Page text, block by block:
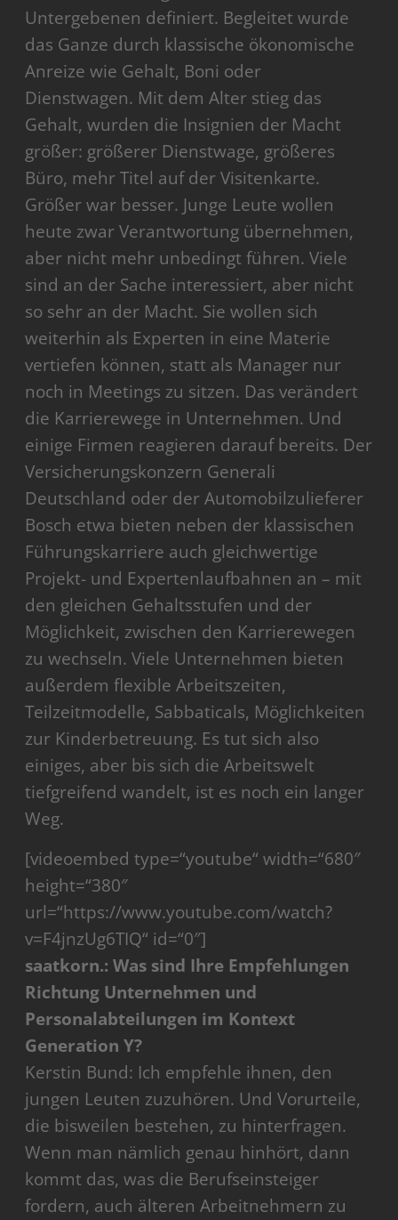
Untergebenen definiert. Begleitet wurde
das Ganze durch klassische ökonomische
Anreize wie Gehalt, Boni oder
Dienstwagen. Mit dem Alter stieg das
Gehalt, wurden die Insignien der Macht
größer: größerer Dienstwage, größeres
Büro, mehr Titel auf der Visitenkarte.
Größer war besser. Junge Leute wollen
heute zwar Verantwortung übernehmen,
aber nicht mehr unbedingt führen. Viele
sind an der Sache interessiert, aber nicht
so sehr an der Macht. Sie wollen sich
weiterhin als Experten in eine Materie
vertiefen können, statt als Manager nur
noch in Meetings zu sitzen. Das verändert
die Karrierewege in Unternehmen. Und
einige Firmen reagieren darauf bereits. Der
Versicherungskonzern Generali
Deutschland oder der Automobilzulieferer
Bosch etwa bieten neben der klassischen
Führungskarriere auch gleichwertige
Projekt- und Expertenlaufbahnen an – mit
den gleichen Gehaltsstufen und der
Möglichkeit, zwischen den Karrierewegen
zu wechseln. Viele Unternehmen bieten
außerdem flexible Arbeitszeiten,
Teilzeitmodelle, Sabbaticals, Möglichkeiten
zur Kinderbetreuung. Es tut sich also
einiges, aber bis sich die Arbeitswelt
tiefgreifend wandelt, ist es noch ein langer
Weg.
[videoembed type=“youtube“ width=“680″
height=“380″
url=“https://www.youtube.com/watch?
v=F4jnzUg6TIQ“ id=“0″]
saatkorn.: Was sind Ihre Empfehlungen
Richtung Unternehmen und
Personalabteilungen im Kontext
Generation Y?
Kerstin Bund: Ich empfehle ihnen, den
jungen Leuten zuzuhören. Und Vorurteile,
die bisweilen bestehen, zu hinterfragen.
Wenn man nämlich genau hinhört, dann
kommt das, was die Berufseinsteiger
fordern, auch älteren Arbeitnehmern zu